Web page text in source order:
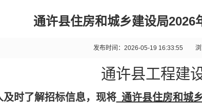
通许县住房和城乡建设局2026
发布时间：2026-05-19 16:33:55 浏
通许县工程建
时了解招标信息，现将通许县住房和城